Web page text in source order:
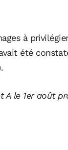
à
été
A le 1er août